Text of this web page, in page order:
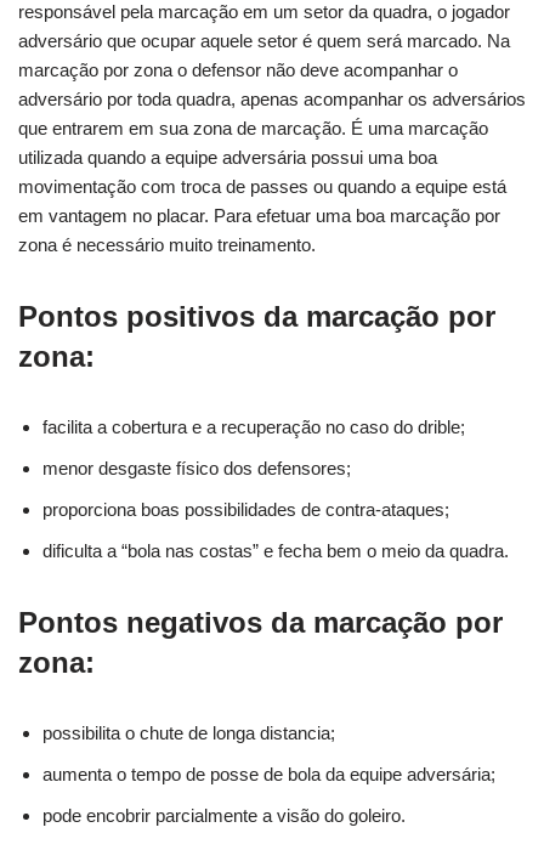
responsável pela marcação em um setor da quadra, o jogador
adversário que ocupar aquele setor é quem será marcado. Na
marcação por zona o defensor não deve acompanhar o
adversário por toda quadra, apenas acompanhar os adversários
que entrarem em sua zona de marcação. É uma marcação
utilizada quando a equipe adversária possui uma boa
movimentação com troca de passes ou quando a equipe está
em vantagem no placar. Para efetuar uma boa marcação por
zona é necessário muito treinamento.
Pontos positivos da marcação por
zona:
facilita a cobertura e a recuperação no caso do drible;
menor desgaste físico dos defensores;
proporciona boas possibilidades de contra-ataques;
dificulta a “bola nas costas” e fecha bem o meio da quadra.
Pontos negativos da marcação por
zona:
possibilita o chute de longa distancia;
aumenta o tempo de posse de bola da equipe adversária;
pode encobrir parcialmente a visão do goleiro.